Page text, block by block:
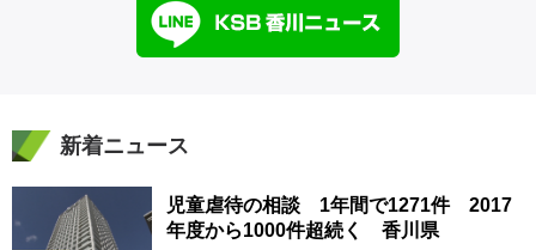
新着ニュース
児童虐待の相談 1年間で1271件 2017
年度から1000件超続く 香川県